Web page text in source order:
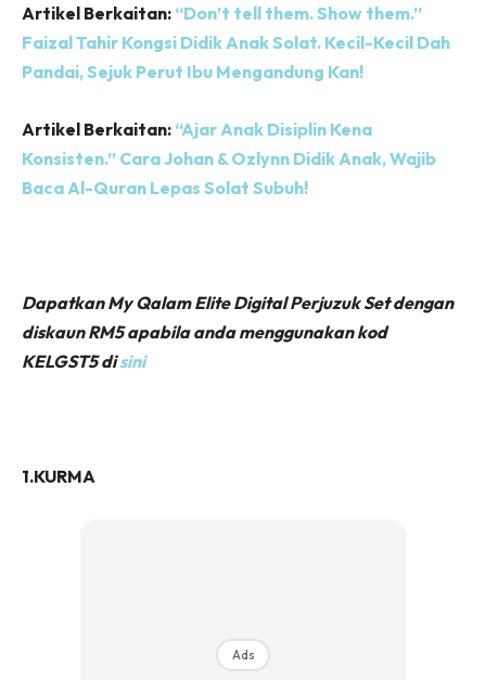
Artikel Berkaitan: “Don’t tell them. Show them.”
Faizal Tahir Kongsi Didik Anak Solat. Kecil-Kecil Dah
Pandai, Sejuk Perut Ibu Mengandung Kan!
Artikel Berkaitan: “Ajar Anak Disiplin Kena
Konsisten.” Cara Johan & Ozlynn Didik Anak, Wajib
Baca Al-Quran Lepas Solat Subuh!
Dapatkan My Qalam Elite Digital Perjuzuk Set dengan
diskaun RM5 apabila anda menggunakan kod
KELGST5 disini
1.KURMA
Ads